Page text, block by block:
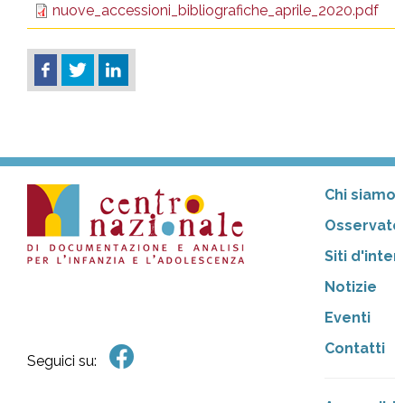
nuove_accessioni_bibliografiche_aprile_2020.pdf
Seguici su:
Chi siamo
Siti
Notizie
Eventi
Contatti